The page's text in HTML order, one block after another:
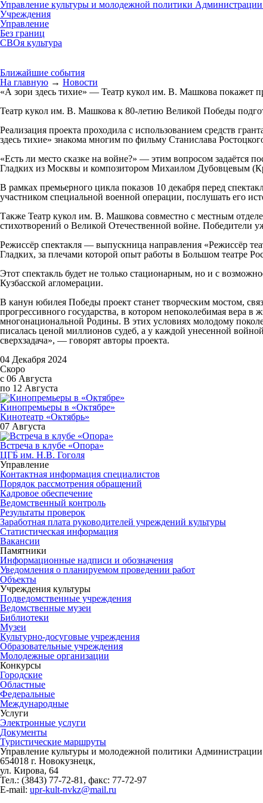
Управление культуры и молодежной политики Администрации
Учреждения
Управление
Без границ
СВОя культура
Ближайшие события
На главную → Новости
«А зори здесь тихие» — Театр кукол им. В. Машкова покажет
Театр кукол им. В. Машкова к 80-летию Великой Победы
Реализация проекта проходила с использованием средств
здесь тихие» знакома многим по фильму Станислава
«Есть ли место сказке на войне?» — этим вопросом задаётся
Гладких из Москвы и композитором Михаилом Дубовцевым
В рамках премьерного цикла показов 10 декабря перед
участником специальной военной операции, послушать его
Также Театр кукол им. В. Машкова совместно с местным
стихотворений о Великой Отечественной войне. Победители
Режиссёр спектакля — выпускница направления «Режиссёр
Гладких, за плечами которой опыт работы в Большом театре
Этот спектакль будет не только стационарным, но и с
Кузбасской агломерации.
В канун юбилея Победы проект станет творческим мостом,
прогрессивного государства, в котором непоколебимая вера
многонациональной Родины. В этих условиях молодому
писалась ценой миллионов судеб, а у каждой унесенной
сверхзадача», — говорят авторы проекта.
04 Декабря 2024
Скоро
с 06 Августа
по 12 Августа
Кинопремьеры в «Октябре»
Кинотеатр «Октябрь»
07 Августа
Встреча в клубе «Опора»
ЦГБ им. Н.В. Гоголя
Управление
Контактная информация специалистов
Порядок рассмотрения обращений
Кадровое обеспечение
Ведомственный контроль
Результаты проверок
Заработная плата руководителей учреждений культуры
Статистическая информация
Вакансии
Памятники
Информационные надписи и обозначения
Уведомления о планируемом проведении работ
Объекты
Учреждения культуры
Подведомственные учреждения
Ведомственные музеи
Библиотеки
Музеи
Культурно-досуговые учреждения
Образовательные учреждения
Молодежные организации
Конкурсы
Городские
Областные
Федеральные
Международные
Услуги
Электронные услуги
Документы
Туристические маршруты
Управление культуры и молодежной политики Администрации
654018 г. Новокузнецк,
ул. Кирова, 64
Тел.: (3843) 77-72-81 , факс: 77-72-97
E-mail: upr-kult-nvkz@mail.ru